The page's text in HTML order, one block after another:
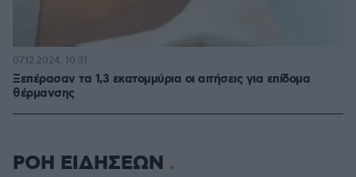
Ξεπέρασαν τα 1,3 εκατομμύρια οι αιτήσεις για επίδομα
θέρμανσης
07.12.2024, 10:31
ΡΟΗ ΕΙΔΗΣΕΩΝ